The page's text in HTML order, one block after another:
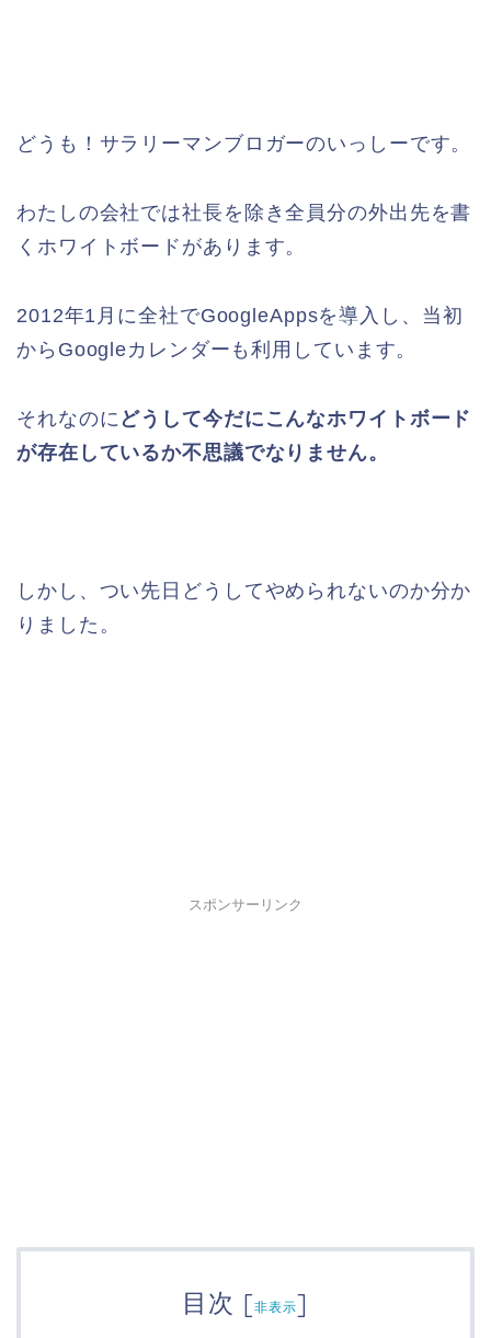
どうも！サラリーマンブロガーのいっしーです。
わたしの会社では社長を除き全員分の外出先を書
くホワイトボードがあります。
2012年1月に全社でGoogleAppsを導入し、当初
からGoogleカレンダーも利用しています。
それなのに どうして今だにこんなホワイトボード
が存在しているか不思議でなりません。
しかし、つい先日どうしてやめられないのか分か
りました。
スポンサーリンク
目次 [非表示]